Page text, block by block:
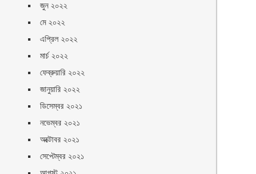
জুন ২০২২
মে ২০২২
এপ্রিল ২০২২
মার্চ ২০২২
ফেব্রুয়ারি ২০২২
জানুয়ারি ২০২২
ডিসেম্বর ২০২১
নভেম্বর ২০২১
অক্টোবর ২০২১
সেপ্টেম্বর ২০২১